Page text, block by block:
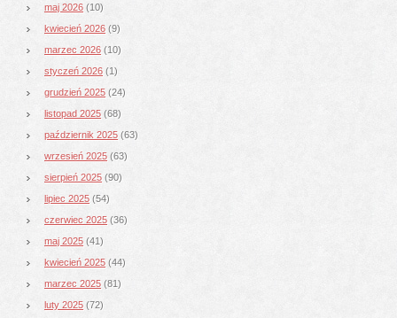
maj 2026 (10)
kwiecień 2026 (9)
marzec 2026 (10)
styczeń 2026 (1)
grudzień 2025 (24)
listopad 2025 (68)
październik 2025 (63)
wrzesień 2025 (63)
sierpień 2025 (90)
lipiec 2025 (54)
czerwiec 2025 (36)
maj 2025 (41)
kwiecień 2025 (44)
marzec 2025 (81)
luty 2025 (72)